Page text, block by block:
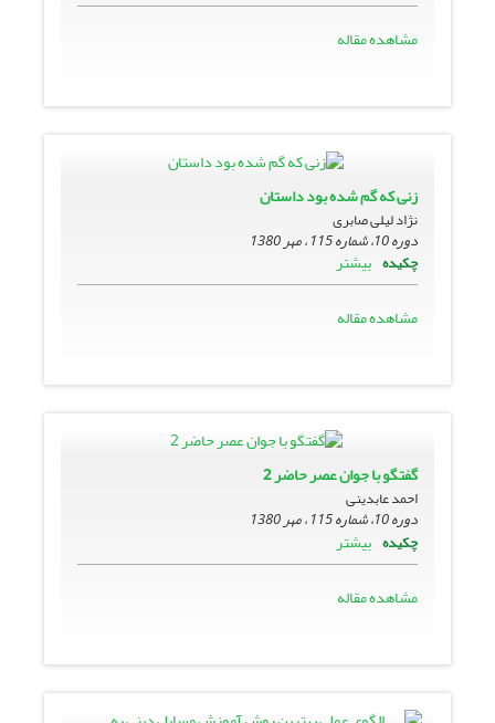
مشاهده مقاله
زنى که گم شده بود داستان
نژاد لیلی صابری
دوره 10، شماره 115 ، مهر 1380
چکیده بیشتر
مشاهده مقاله
گفتگو با جوان عصر حاضر 2
احمد عابدینی
دوره 10، شماره 115 ، مهر 1380
چکیده بیشتر
مشاهده مقاله